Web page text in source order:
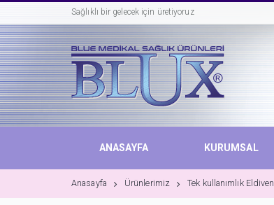
Sağlıklı bir gelecek için üretiyoruz
ANASAYFA KURUMSAL
Anasayfa Ürünlerimiz Tek kullanımlık Eldiven